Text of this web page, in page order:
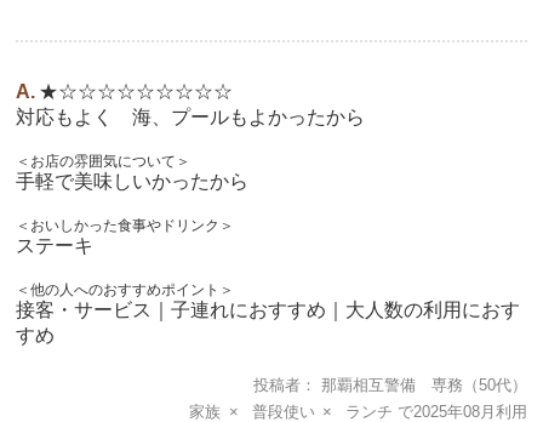
★☆☆☆☆☆☆☆☆☆
対応もよく 海、プールもよかったから
＜お店の雰囲気について＞
手軽で美味しいかったから
＜おいしかった食事やドリンク＞
ステーキ
＜他の人へのおすすめポイント＞
接客・サービス｜子連れにおすすめ｜大人数の利用におす
すめ
投稿者 那覇相互警備 専務 （50代）
家族
普段使い ランチ 2025年08月